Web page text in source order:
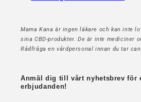
Mama Kana är ingen läkare och kan inte
sina CBD-produkter. De är inte mediciner
Rådfråga en vårdpersonal innan du tar
Anmäl dig till vårt nyhetsbrev för
erbjudanden!